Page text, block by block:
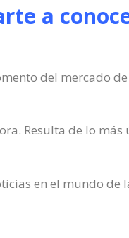
a
del mercado
Resulta de lo
en el mundo de